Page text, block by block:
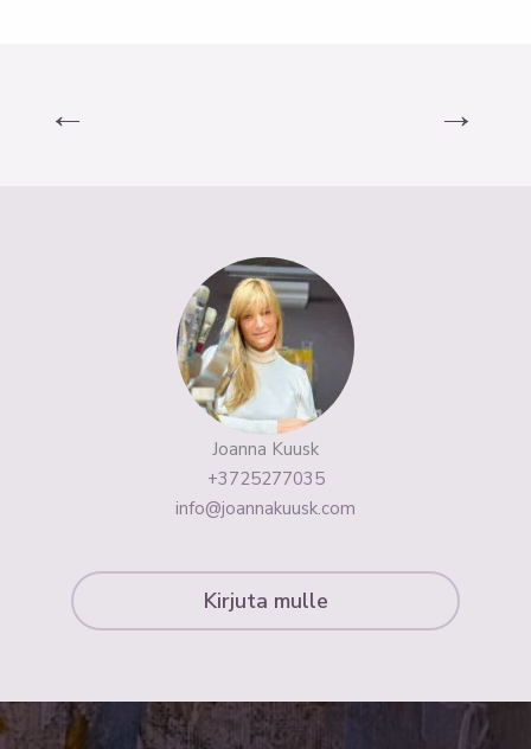
← →
Joanna Kuusk
+3725277035
info@joannakuusk.com
Kirjuta mulle